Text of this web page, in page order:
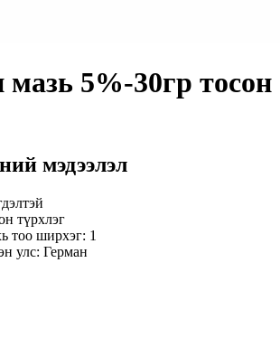
мазь 5%-30гр тосон
мэдээлэл
түрхлэг
тоо ширхэг: 1
улс: Герман